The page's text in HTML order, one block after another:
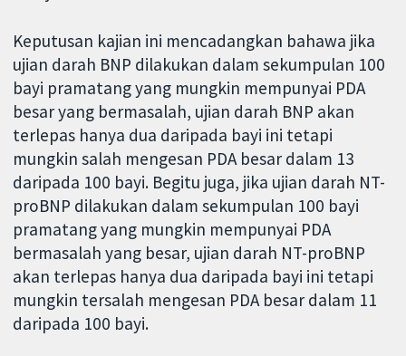
Keputusan kajian ini mencadangkan bahawa jika
ujian darah BNP dilakukan dalam sekumpulan 100
bayi pramatang yang mungkin mempunyai PDA
besar yang bermasalah, ujian darah BNP akan
terlepas hanya dua daripada bayi ini tetapi
mungkin salah mengesan PDA besar dalam 13
daripada 100 bayi. Begitu juga, jika ujian darah NT-
proBNP dilakukan dalam sekumpulan 100 bayi
pramatang yang mungkin mempunyai PDA
bermasalah yang besar, ujian darah NT-proBNP
akan terlepas hanya dua daripada bayi ini tetapi
mungkin tersalah mengesan PDA besar dalam 11
daripada 100 bayi.